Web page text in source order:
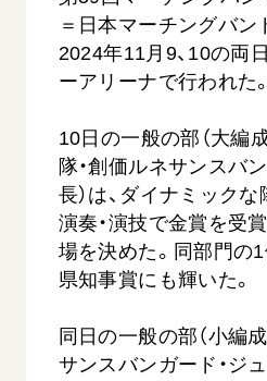
道府県中心会館
Soka Gakkai グローバルサイ
SGIピースサイト
SOKA PICKS
＝日本マーチングバン
2024年11月9、10の両
ーアリーナで行われた。
10日の一般の部（大編
隊・創価ルネサンスバ
長）は、ダイナミック
演奏・演技で金賞を受
場を決めた。同部門の
県知事賞にも輝いた。
同日の一般の部（小編
サンスバンガード・ジ